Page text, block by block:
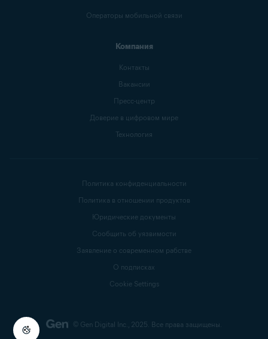
Операторы мобильной связи
Компания
Контакты
Вакансии
Пресс-центр
Доверие в цифровом мире
Технология
© Gen Digital Inc., 2025. Все права защищены.
Политика конфиденциальности
Политика в отношении продуктов
Юридические документы
Сообщить об уязвимости
Заявление о современном рабстве
О подписках
Cookie Settings